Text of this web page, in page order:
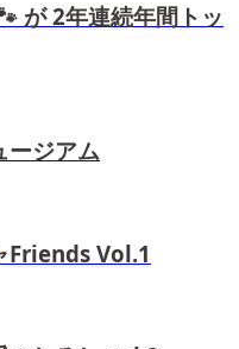
が 2年連続年間トッ
ージアム
Friends Vol.1